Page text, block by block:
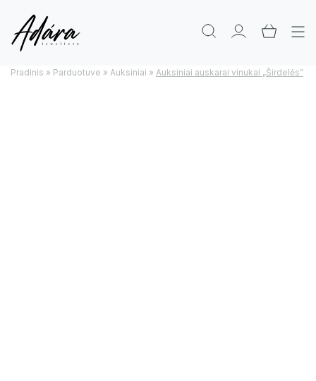
Pradinis » Parduotuve » Auksiniai » Auksiniai auskarai vinukai „Širdelės”